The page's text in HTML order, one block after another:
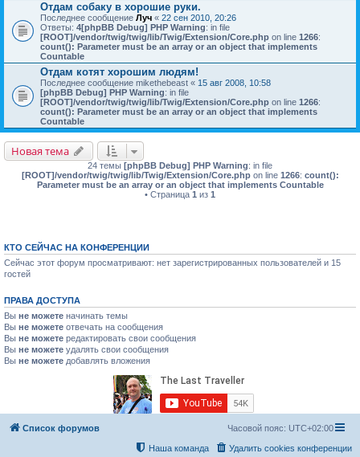
Отдам собаку в хорошие руки.
Последнее сообщение Луч « 22 сен 2010, 20:26
Ответы: 4[phpBB Debug] PHP Warning: in file
[ROOT]/vendor/twig/twig/lib/Twig/Extension/Core.php on line 1266:
count(): Parameter must be an array or an object that implements
Countable
Отдам котят хорошим людям!
Последнее сообщение mikethebeast « 15 авг 2008, 10:58
[phpBB Debug] PHP Warning: in file
[ROOT]/vendor/twig/twig/lib/Twig/Extension/Core.php on line 1266:
count(): Parameter must be an array or an object that implements
Countable
Новая тема
24 темы [phpBB Debug] PHP Warning: in file
[ROOT]/vendor/twig/twig/lib/Twig/Extension/Core.phpon line 1266: count():
Parameter must be an array or an object that implements Countable
• Страница 1 из 1
КТО СЕЙЧАС НА КОНФЕРЕНЦИИ
Сейчас этот форум просматривают: нет зарегистрированных пользователей и 15
гостей
ПРАВА ДОСТУПА
Вы не можете начинать темы
Вы не можете отвечать на сообщения
Вы не можете редактировать свои сообщения
Вы не можете удалять свои сообщения
Вы не можете добавлять вложения
Список форумов Часовой пояс: UTC+02:00
Удалить cookies конференции
Наша команда